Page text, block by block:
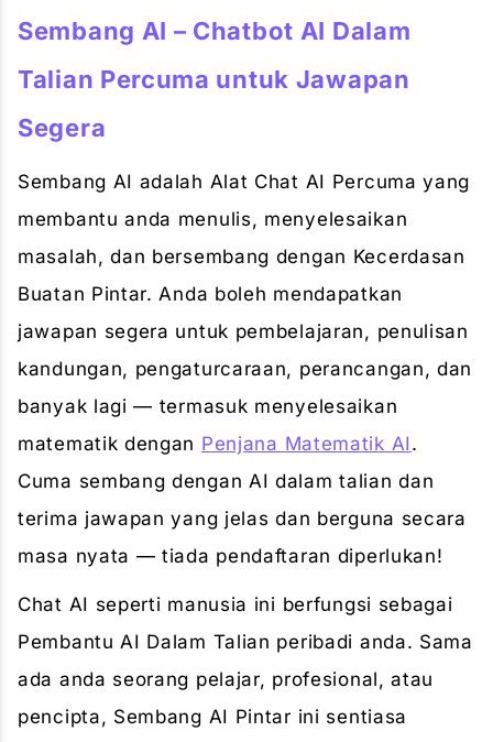
Sembang AI – Chatbot AI Dalam
Talian Percuma untuk Jawapan
Segera
Sembang AI adalah Alat Chat AI Percuma yang
membantu anda menulis, menyelesaikan
masalah, dan bersembang dengan Kecerdasan
Buatan Pintar. Anda boleh mendapatkan
jawapan segera untuk pembelajaran, penulisan
kandungan, pengaturcaraan, perancangan, dan
banyak lagi — termasuk menyelesaikan
matematik dengan Penjana Matematik AI .
Cuma sembang dengan AI dalam talian dan
terima jawapan yang jelas dan berguna secara
masa nyata — tiada pendaftaran diperlukan!
Chat AI seperti manusia ini berfungsi sebagai
Pembantu AI Dalam Talian peribadi anda. Sama
ada anda seorang pelajar, profesional, atau
pencipta, Sembang AI Pintar ini sentiasa